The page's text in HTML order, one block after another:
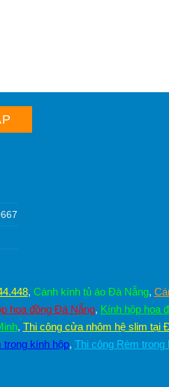
, Cánh kính tủ áo Đà Nẵng,
hoa đồng Đà Nẵng, Kính hộp hoa
, Thi công cửa nhôm hệ slim tại
trong kính hộp, Thi công Rèm